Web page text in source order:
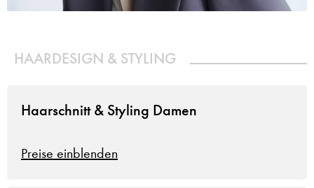
HAARDESIGN & STYLING
Haarschnitt & Styling Damen
Preise einblenden